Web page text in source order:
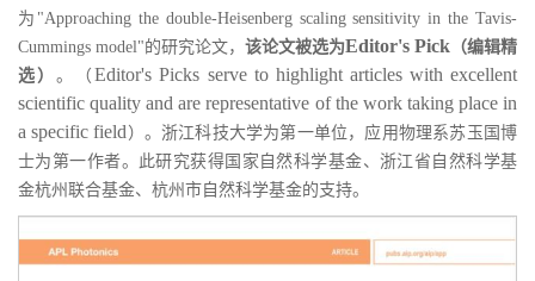
为 "Approaching the double-Heisenberg scaling sensitivity in the Tavis-
Cummings model"的研究论文， 该论文被选为Editor's Pick （编辑精
选）。（Editor's Picks serve to highlight articles with excellent
scientific quality and are representative of the work taking place in
a specific field ）。浙江科技大学为第一单位，应用物理系苏玉国博
士为第一作者。此研究获得国家自然科学基金、浙江省自然科学基
金杭州联合基金、杭州市自然科学基金的支持。